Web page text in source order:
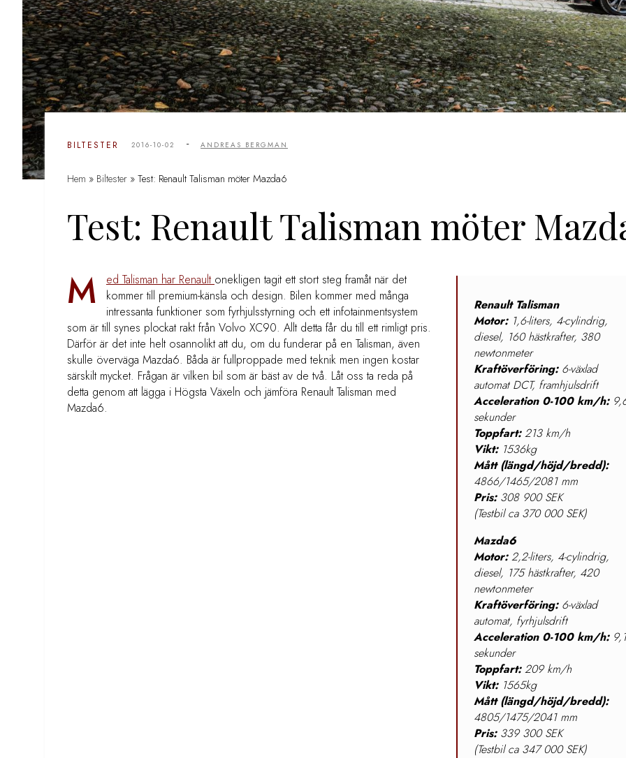
BILTESTER 2016-10-02 - ANDREAS BERGMAN
Hem » Biltester » Test: Renault Talisman möter Mazda6
Test: Renault Talisman möter
Renault Talisman
Motor:1,6-liters, 4-cylindrig,
diesel, 160 hästkrafter, 380
newtonmeter
Kraftöverföring:6-växlad
automat DCT, framhjulsdrift
Acceleration 0-100 km/h:
sekunder
Toppfart:213 km/h
Vikt: 1536kg
Mått (längd/höjd/bredd):
4866/1465/2081 mm
Pris:308 900 SEK
(Testbil ca 370 000 SEK)
Mazda6
Motor:2,2-liters, 4-cylindrig,
diesel, 175 hästkrafter, 420
newtonmeter
Kraftöverföring:6-växlad
automat, fyrhjulsdrift
Acceleration 0-100 km/h:9,1
sekunder
Toppfart:209 km/h
Vikt: 1565kg
Mått (längd/höjd/bredd):
4805/1475/2041 mm
Pris:339 300 SEK
(Testbil ca 347 000 SEK)
M ed Talisman har Renault onekligen tagit ett stort steg framåt när det
kommer till premium-känsla och design. Bilen kommer med många
intressanta funktioner som fyrhjulsstyrning och ett infotainmentsystem
som är till synes plockat rakt från Volvo XC90. Allt detta får du till ett rimligt pris.
Därför är det inte helt osannolikt att du, om du funderar på en Talisman, även
skulle överväga Mazda6. Båda är fullproppade med teknik men ingen kostar
särskilt mycket. Frågan är vilken bil som är bäst av de två. Låt oss ta reda på
detta genom att lägga i Högsta Växeln och jämföra Renault Talisman med
Mazda6.